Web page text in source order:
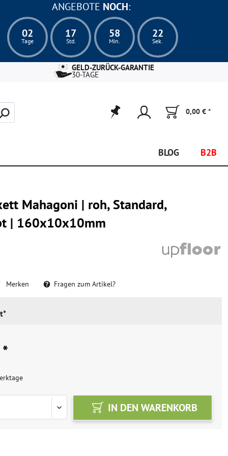
ANGEBOTE NOCH:
02
Tage
17
Std.
58
Min.
20
Sek.
GELD-ZURÜCK-GARANTIE
30-TAGE
0,00 € *
BLOG B2B
Mahagoni | roh, Standard,
| 160x10x10mm
Merken Fragen zum Artikel?
IN DEN WARENKORB